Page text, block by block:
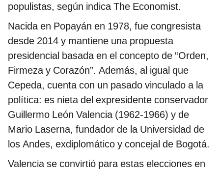
populistas, según indica The Economist.
Nacida en Popayán en 1978, fue congresista
desde 2014 y mantiene una propuesta
presidencial basada en el concepto de “Orden,
Firmeza y Corazón”. Además, al igual que
Cepeda, cuenta con un pasado vinculado a la
política: es nieta del expresidente conservador
Guillermo León Valencia (1962-1966) y de
Mario Laserna, fundador de la Universidad de
los Andes, exdiplomático y concejal de Bogotá.
Valencia se convirtió para estas elecciones en